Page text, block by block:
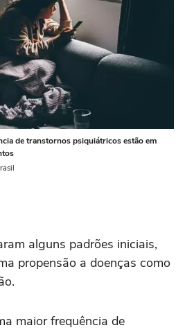
de transtornos psiquiátricos estão em
alguns padrões iniciais,
propensão a doenças como
maior frequência de